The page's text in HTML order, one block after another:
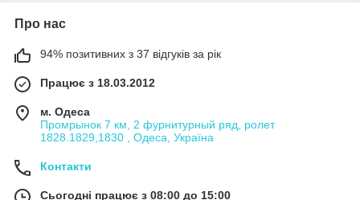
Про нас
94% позитивних з 37 відгуків за рік
Працює з 18.03.2012
м. Одеса
Промрынок 7 км, 2 фурнитурный ряд, ролет
1828.1829,1830 , Одеса, Україна
Контакти
Сьогодні працює з 08:00 до 15:00